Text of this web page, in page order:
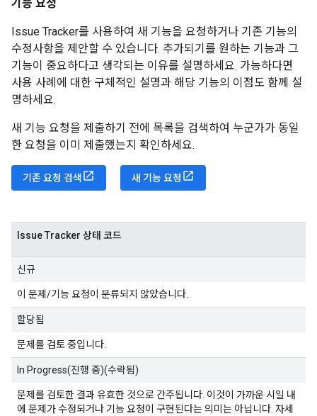
기능 요청
Issue Tracker를 사용하여 새 기능을 요청하거나 기존 기능의
수정사항을 제안할 수 있습니다. 추가되기를 원하는 기능과 그
기능이 중요하다고 생각되는 이유를 설명하세요. 가능하다면
사용 사례에 대한 구체적인 설명과 해당 기능의 이점도 함께 설
명하세요.
새 기능 요청을 제출하기 전에 목록을 검색하여 누군가가 동일
한 요청을 이미 제출했는지 확인하세요.
기존 요청 검색 새 기능 요청
Issue Tracker 상태 코드
신규
이 문제/기능 요청이 분류되지 않았습니다.
할당됨
문제를 검토 중입니다.
In Progress(진행 중)(수락됨)
문제를 검토한 결과 유효한 것으로 간주됩니다. 이것이 가까운 시일 내
에 문제가 수정되거나 기능 요청이 구현된다는 의미는 아닙니다. 자세